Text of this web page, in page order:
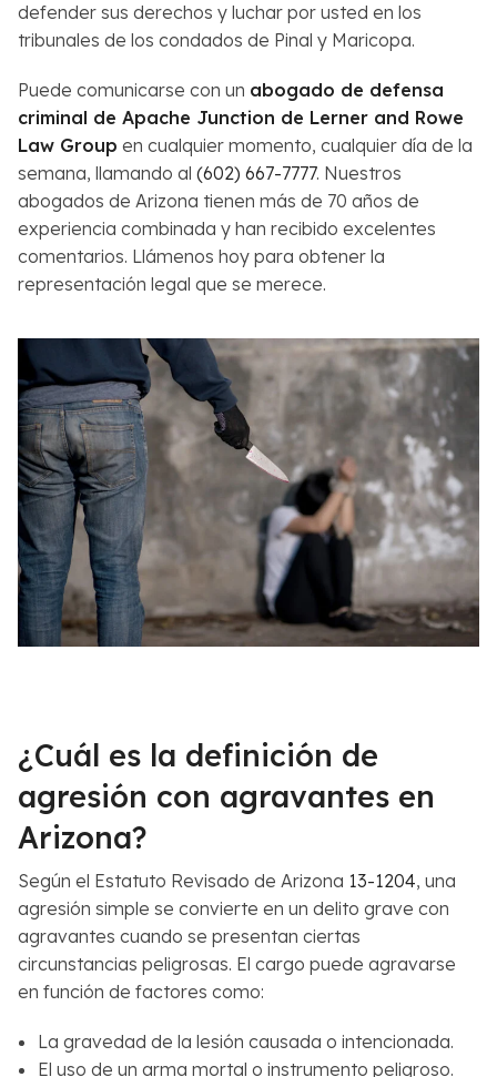
defender sus derechos y luchar por usted en los
tribunales de los condados de Pinal y Maricopa.
Puede comunicarse con un abogado de defensa
criminal de Apache Junction de Lerner and Rowe
Law Group en cualquier momento, cualquier día de la
semana, llamando al (602) 667-7777. Nuestros
abogados de Arizona tienen más de 70 años de
experiencia combinada y han recibido excelentes
comentarios. Llámenos hoy para obtener la
representación legal que se merece.
¿Cuál es la definición de
agresión con agravantes en
Arizona?
Según el Estatuto Revisado de Arizona 13-1204, una
agresión simple se convierte en un delito grave con
agravantes cuando se presentan ciertas
circunstancias peligrosas. El cargo puede agravarse
en función de factores como:
La gravedad de la lesión causada o intencionada.
El uso de un arma mortal o instrumento peligroso.